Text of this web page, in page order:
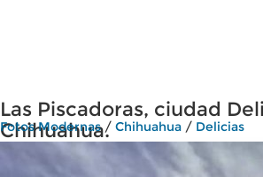
Las Piscadoras, ciudad
Chihuahua.
Fotos Modernas/ Chihuahua / Delicias